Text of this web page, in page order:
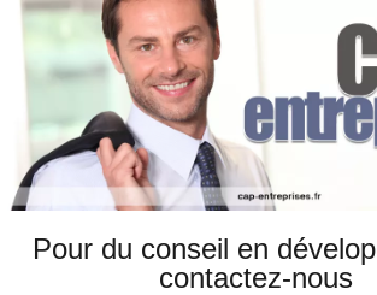
Pour du conseil en
contactez-nous